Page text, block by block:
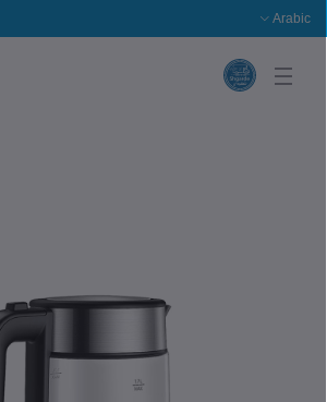
Arabic